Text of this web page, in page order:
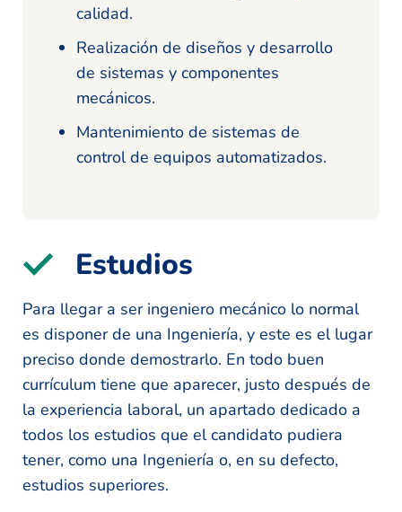
calidad.
Realización de diseños y desarrollo
de sistemas y componentes
mecánicos.
Mantenimiento de sistemas de
control de equipos automatizados.
Estudios
Para llegar a ser ingeniero mecánico lo normal
es disponer de una Ingeniería, y este es el lugar
preciso donde demostrarlo. En todo buen
currículum tiene que aparecer, justo después de
la experiencia laboral, un apartado dedicado a
todos los estudios que el candidato pudiera
tener, como una Ingeniería o, en su defecto,
estudios superiores.